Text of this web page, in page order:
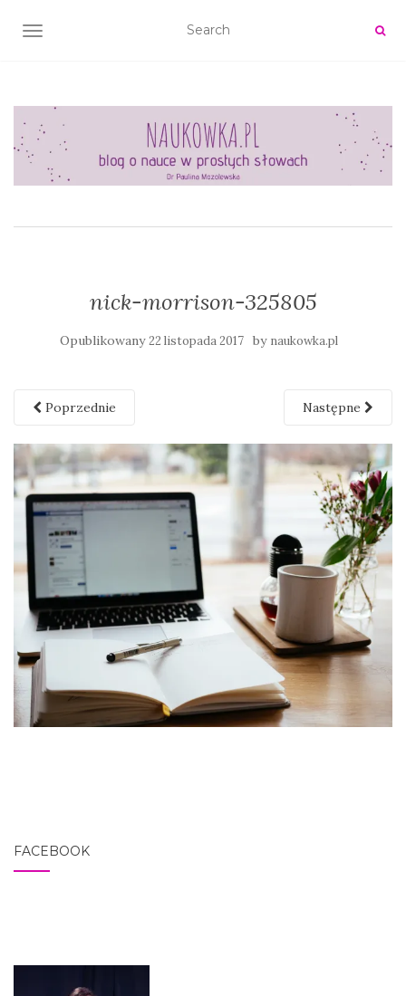
TOGGLE NAVIGATION
nick-morrison-325805
Opublikowany22 listopada 2017 by naukowka.pl
Poprzednie Następne
FACEBOOK